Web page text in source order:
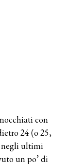
con
24 (o 25,
negli ultimi
un po’ di